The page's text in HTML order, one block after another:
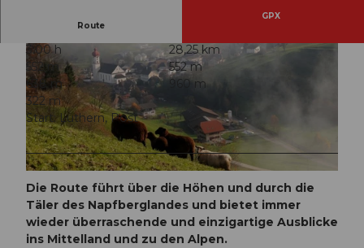
© Luzern Tourismus
Route
GPX
3:00 h
28,25 km
552 m
552 m
638 m
960 m
322 m
Start: Luthern, Post
Die Route führt über die Höhen und durch die
Täler des Napfberglandes und bietet immer
wieder überraschende und einzigartige Ausblicke
ins Mittelland und zu den Alpen.